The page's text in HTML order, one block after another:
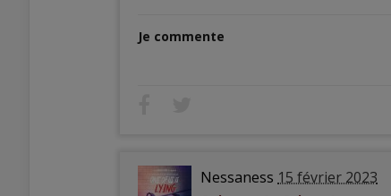
Je commente
Nessaness 15 février 2023